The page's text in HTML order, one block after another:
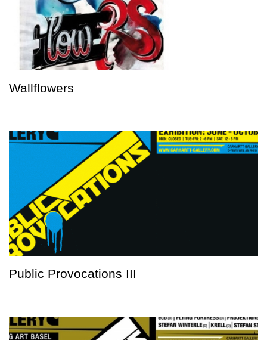
Wallflowers
Public Provocations III